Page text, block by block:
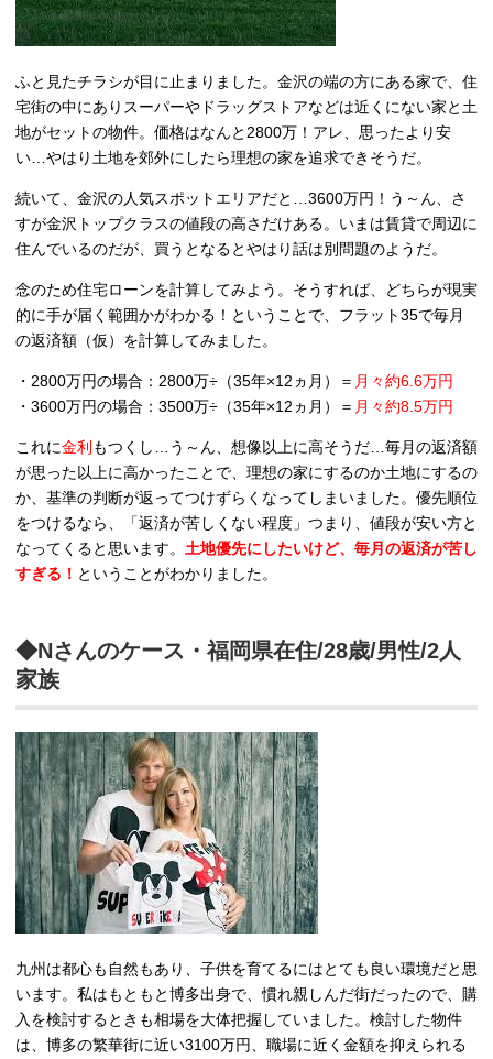
ふと見たチラシが目に止まりました。金沢の端の方にある家で、住
宅街の中にありスーパーやドラッグストアなどは近くにない家と土
地がセットの物件。価格はなんと2800万！アレ、思ったより安
い…やはり土地を郊外にしたら理想の家を追求できそうだ。
続いて、金沢の人気スポットエリアだと…3600万円！う～ん、さ
すが金沢トップクラスの値段の高さだけある。いまは賃貸で周辺に
住んでいるのだが、買うとなるとやはり話は別問題のようだ。
念のため住宅ローンを計算してみよう。そうすれば、どちらが現実
的に手が届く範囲かがわかる！ということで、フラット35で毎月
の返済額（仮）を計算してみました。
・2800万円の場合：2800万÷（35年×12ヵ月）＝ 月々約6.6万円
・3600万円の場合：3500万÷（35年×12ヵ月）＝ 月々約8.5万円
これに金利 もつくし…う～ん、想像以上に高そうだ…毎月の返済額
が思った以上に高かったことで、理想の家にするのか土地にするの
か、基準の判断が返ってつけずらくなってしまいました。優先順位
をつけるなら、「返済が苦しくない程度」つまり、値段が安い方と
なってくると思います。 土地優先にしたいけど、毎月の返済が苦し
すぎる！ ということがわかりました。
◆Nさんのケース・福岡県在住/28歳/男性/2人
家族
九州は都心も自然もあり、子供を育てるにはとても良い環境だと思
います。私はもともと博多出身で、慣れ親しんだ街だったので、購
入を検討するときも相場を大体把握していました。検討した物件
は、博多の繁華街に近い3100万円、職場に近く金額を抑えられる